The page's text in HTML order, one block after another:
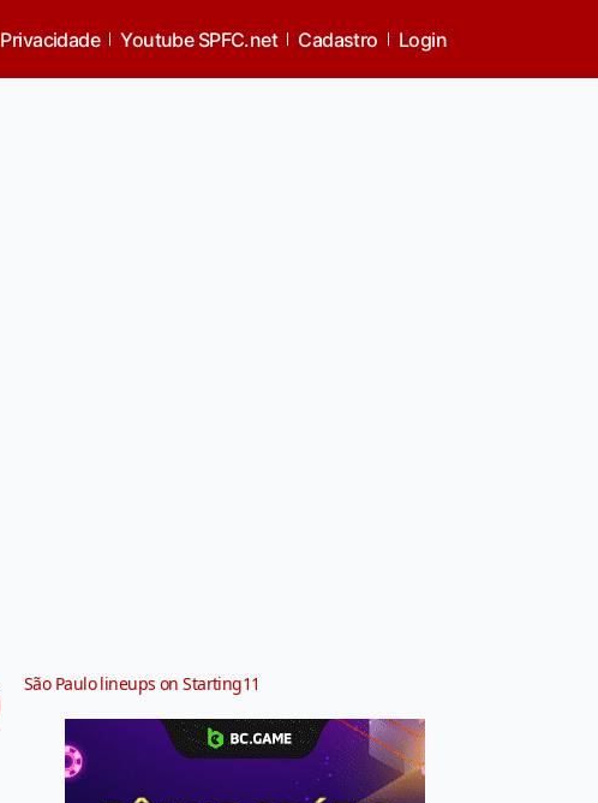
Privacidade Youtube SPFC.net Cadastro Login
São Paulo lineups on Starting11